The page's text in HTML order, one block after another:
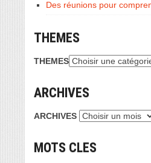
Des réunions pour
THEMES
THEMES
ARCHIVES
ARCHIVES
MOTS CLES